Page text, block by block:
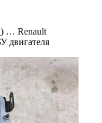
… Renault
двигателя